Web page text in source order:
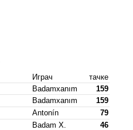
Играч
тачке
Badamxanım
159
Badamxanım
159
Antonín
79
Badam X.
46